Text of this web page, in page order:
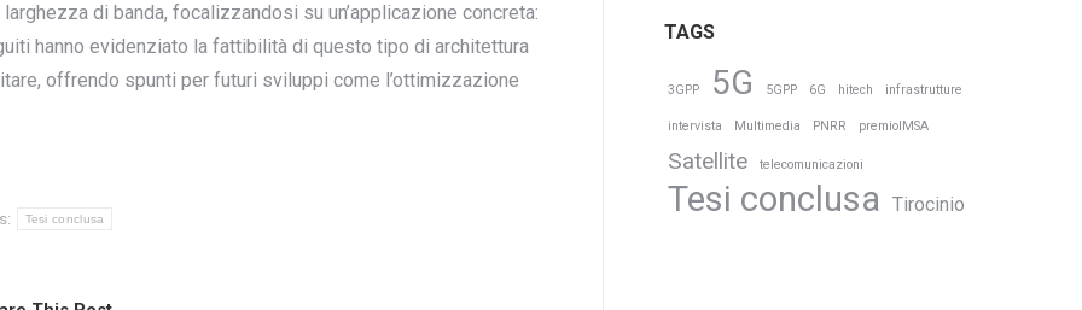
di banda, focalizzandosi su un’applicazione concreta:
hanno evidenziato la fattibilità di questo tipo di architettura
offrendo spunti per futuri sviluppi come l’ottimizzazione
Tesi conclusa
TAGS
3GPP 5G 5GPP 6G hitech infrastrutture
intervista Multimedia PNRR premioIMSA
Satellite telecomunicazioni
Tesi conclusa Tirocinio